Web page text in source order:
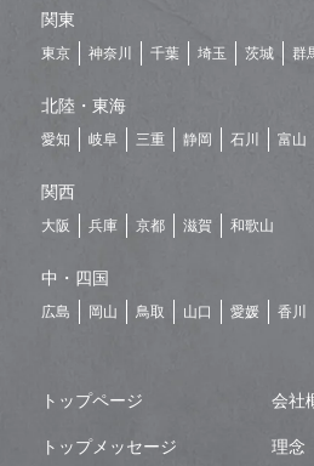
トップページ 会社
トップメッセージ 理念
関東
東京 神奈川 千葉 埼玉 茨城 群
北陸・東海
愛知 岐阜 三重 静岡 石川 富山
関西
大阪 兵庫 京都 滋賀 和歌山
中・四国
広島 岡山 鳥取 山口 愛媛 香川